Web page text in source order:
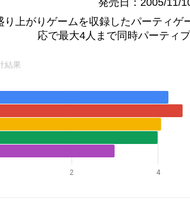
発売日：2005/11/
り上がりゲームを収録したパーティゲ
応で最大4人まで同時パーティプ
結果
2 4